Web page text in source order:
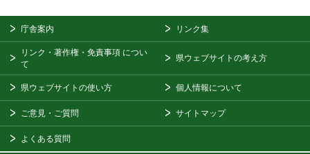
庁舎案内 リンク集
リンク・著作権・免責事項 につい
て
県ウェブサイトの考え方
県ウェブサイトの使い方 個人情報について
ご意見・ご質問 サイトマップ
よくある質問